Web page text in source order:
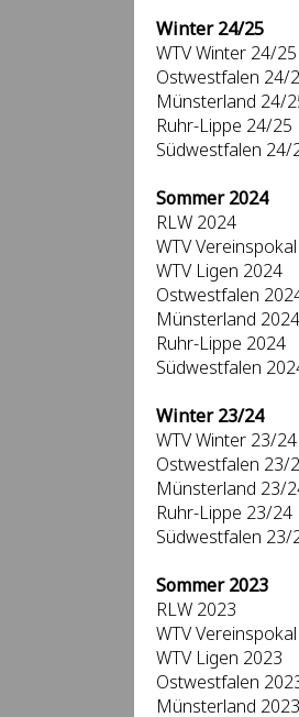
Winter 24/25
WTV Winter 24/25
Ostwestfalen 24/
Münsterland 24/
Ruhr-Lippe 24/25
Südwestfalen 24/
Sommer 2024
RLW 2024
WTV
WTV Ligen 2024
Ostwestfalen
Münsterland 2024
Ruhr-Lippe 2024
Südwestfalen
Winter 23/24
WTV Winter 23/24
Ostwestfalen 23/
Münsterland 23/
Ruhr-Lippe 23/24
Südwestfalen 23/
Sommer 2023
RLW 2023
WTV
WTV Ligen 2023
Ostwestfalen
Münsterland 2023